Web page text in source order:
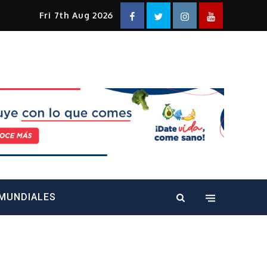
Fri 7th Aug 2026 FacebookTwitterInstagramYouTube